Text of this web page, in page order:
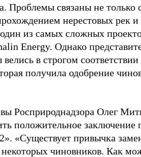
Проблемы связаны не только
нерестовых рек
из самых сложных
Energy. Однако
велись в строгом
получила одобрение
Росприроднадзора Олег
положительное заключение
«Существует привычка
некоторых чиновников. Как